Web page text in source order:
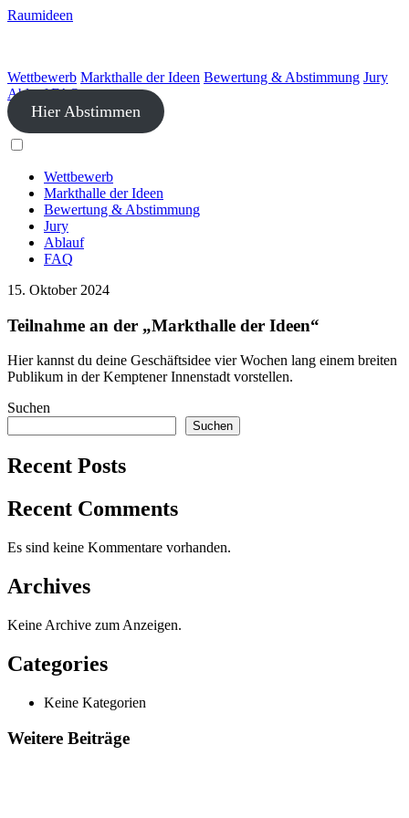
Raumideen
Wettbewerb Markthalle der Ideen Bewertung & Abstimmung Jury
Ablauf FAQ
Hier Abstimmen
Wettbewerb
Markthalle der Ideen
Bewertung & Abstimmung
Jury
Ablauf
FAQ
15. Oktober 2024
Teilnahme an der „Markthalle der Ideen“
Hier kannst du deine Geschäftsidee vier Wochen lang einem breiten
Publikum in der Kemptener Innenstadt vorstellen.
Suchen
Suchen
Recent Posts
Recent Comments
Es sind keine Kommentare vorhanden.
Archives
Keine Archive zum Anzeigen.
Categories
Keine Kategorien
Weitere Beiträge